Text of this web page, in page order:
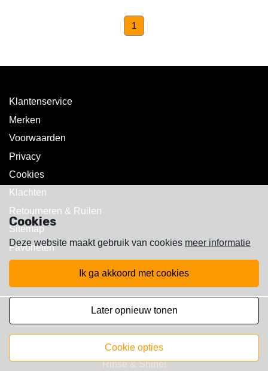
1
Klantenservice
Merken
Voorwaarden
Privacy
Cookies
Klachten
Retourneren & Ruilen
Sitemap
Favorieten
Copyright © 2025 Walst Rc's
Rinse & Shine!
Cookies
Deze website maakt gebruik van cookies meer informatie
ik ga akkoord met cookies
later opnieuw tonen
cookie opties